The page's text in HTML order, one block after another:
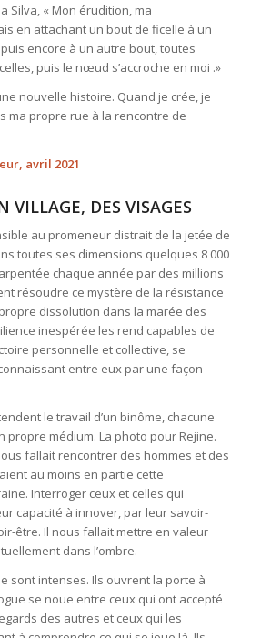
Silva, « Mon érudition, ma
en attachant un bout de ficelle à un
encore à un autre bout, toutes
puis le nœud s’accroche en moi .»
nouvelle histoire. Quand je crée, je
ma propre rue à la rencontre de
avril 2021
VILLAGE, DES VISAGES
au promeneur distrait de la jetée de
toutes ses dimensions quelques 8 000
chaque année par des millions
résoudre ce mystère de la résistance
dissolution dans la marée des
inespérée les rend capables de
personnelle et collective, se
entre eux par une façon
le travail d’un binôme, chacune
propre médium. La photo pour Rejine.
fallait rencontrer des hommes et des
au moins en partie cette
Interroger ceux et celles qui
capacité à innover, par leur savoir-
être. Il nous fallait mettre en valeur
dans l’ombre.
sont intenses. Ils ouvrent la porte à
se noue entre ceux qui ont accepté
des autres et ceux qui les